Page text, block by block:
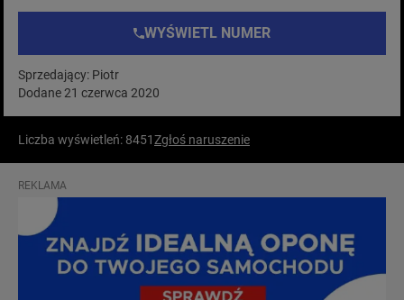
WYŚWIETL NUMER
Sprzedający: Piotr
Dodane 21 czerwca 2020
Liczba wyświetleń: 8451Zgłoś naruszenie
REKLAMA